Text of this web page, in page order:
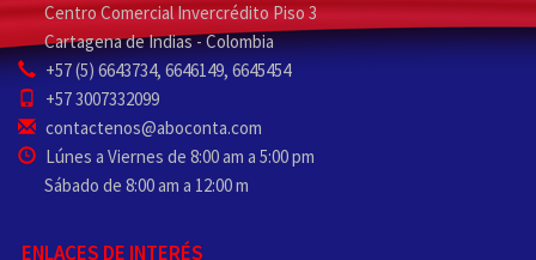
Centro Comercial Invercrédito Piso 3
Cartagena de Indias - Colombia
+57 (5) 6643734, 6646149, 6645454
+57 3007332099
contactenos@aboconta.com
Lúnes a Viernes de 8:00 am a 5:00 pm
Sábado de 8:00 am a 12:00 m
ENLACES DE INTERÉS